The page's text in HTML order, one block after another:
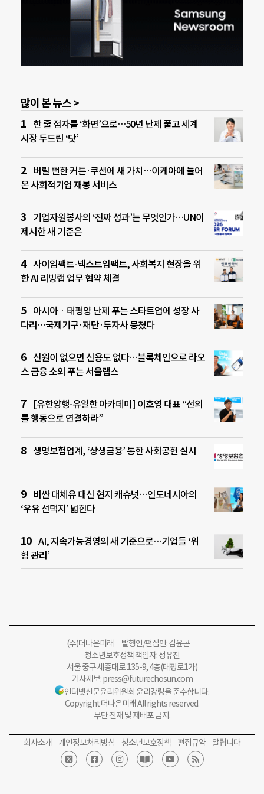
많이 본 뉴스 >
한 줄 점자를 ‘화면’으로…50년 난제 풀고 세계
시장 두드린 ‘닷’
버릴 뻔한 커튼·쿠션에 새 가치…이케아에 들어
온 사회적기업 재봉 서비스
기업자원봉사의 ‘진짜 성과’는 무엇인가…UN이
제시한 새 기준은
사이임팩트-넥스트임팩트, 사회복지 현장을 위
한 AI 리빙랩 업무 협약 체결
아시아ㆍ태평양 난제 푸는 스타트업에 성장 사
다리…국제기구·재단·투자사 뭉쳤다
신원이 없으면 신용도 없다…블록체인으로 라오
스 금융 소외 푸는 서울랩스
[유한양행-유일한 아카데미] 이호영 대표 “선의
를 행동으로 연결하라”
생명보험업계, ‘상생금융’ 통한 사회공헌 실시
비싼 대체유 대신 현지 캐슈넛…인도네시아의
‘우유 선택지’ 넓힌다
AI, 지속가능경영의 새 기준으로…기업들 ‘위
험 관리’
(주)더나은미래 발행인/편집인: 김윤곤
청소년보호정책 책임자: 정유진
서울 중구 세종대로 135-9, 4층(태평로1가)
기사제보:press@futurechosun.com
인터넷신문윤리위원회 윤리강령을 준수합니다.
Copyright 더나은미래 All rights reserved.
무단 전재 및 재배포 금지.
회사소개 개인정보처리방침 청소년보호정책 편집규약 알립니다